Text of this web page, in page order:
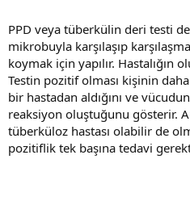
PPD veya tüberkülin deri testi
mikrobuyla karşılaşıp
koymak için yapılır. Hastalığın
Testin pozitif olması kişinin
bir hastadan aldığını ve
reaksiyon oluştuğunu gösterir.
tüberküloz hastası olabilir de
pozitiflik tek başına tedavi